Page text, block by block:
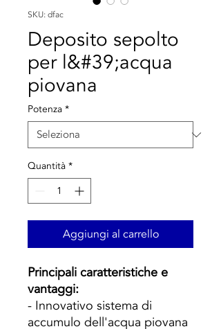
SKU: dfac
Deposito sepolto
per l&#39;acqua
piovana
Potenza *
Quantità *
Aggiungi al carrello
Principali caratteristiche e
vantaggi:
- Innovativo sistema di
accumulo dell'acqua piovana